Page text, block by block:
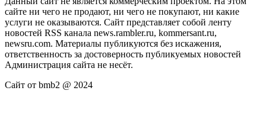
сайте ни чего не продают, ни чего не покупают, ни какие
услуги не оказываются. Сайт представляет собой ленту
новостей RSS канала news.rambler.ru, kommersant.ru,
newsru.com. Материалы публикуются без искажения,
ответственность за достоверность публикуемых новостей
Администрация сайта не несёт.
Сайт от bmb2 @ 2024